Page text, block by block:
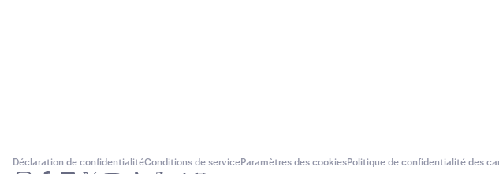
Déclaration de confidentialitéConditions de serviceParamètres des cookiesPolitique de confidentialité des